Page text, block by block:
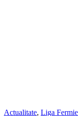
Actualitate, Liga